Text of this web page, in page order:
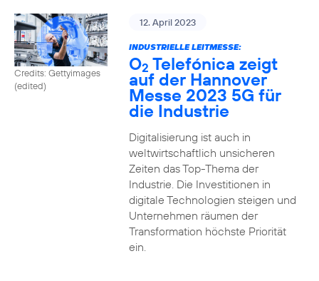
Credits: Gettyimages
(edited)
12. April 2023
INDUSTRIELLE LEITMESSE:
O2 Telefónica zeigt
auf der Hannover
Messe 2023 5G für
die Industrie
Digitalisierung ist auch in
weltwirtschaftlich unsicheren
Zeiten das Top-Thema der
Industrie. Die Investitionen in
digitale Technologien steigen und
Unternehmen räumen der
Transformation höchste Priorität
ein.